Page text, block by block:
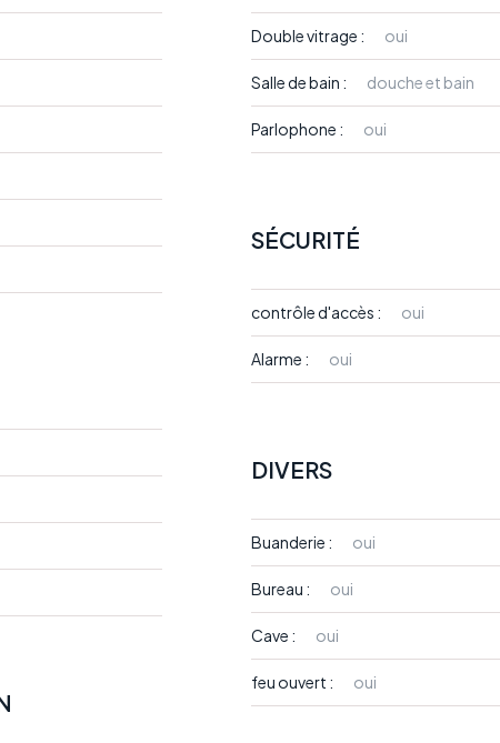
Double vitrage : oui
Salle de bain : douche et bain
Parlophone : oui
SÉCURITÉ
contrôle d'accès : oui
Alarme : oui
DIVERS
Buanderie : oui
Bureau : oui
Cave : oui
feu ouvert : oui